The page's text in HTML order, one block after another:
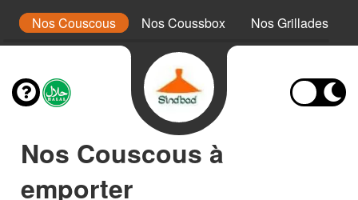
Nos Couscous Nos Coussbox Nos Grillades
Nos Couscous à
emporter